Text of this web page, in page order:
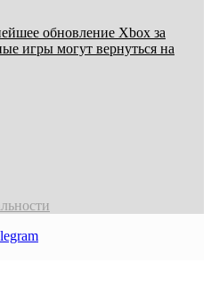
обновление Xbox за
игры могут вернуться на